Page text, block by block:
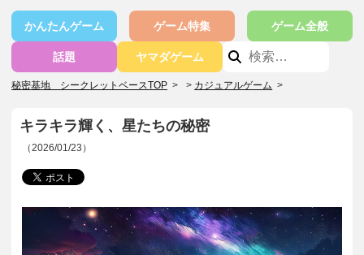
かんたんゲーム ゲーム特集 ゲーム全般
話題 ヤマダゲーム
秘密基地 シークレットベースTOP > カジュアルゲーム >
キラキラ輝く、星たちの秘密
（2026/01/23）